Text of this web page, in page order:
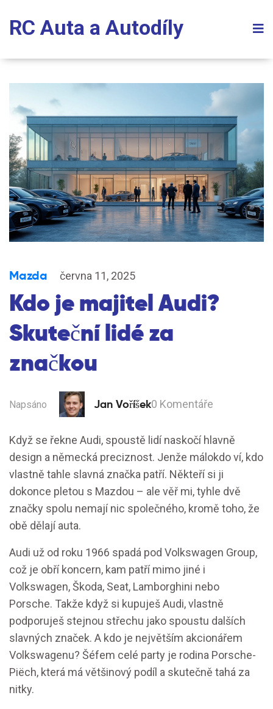
RC Auta a Autodíly
Mazda června 11, 2025
Kdo je majitel Audi?
Skuteční lidé za
značkou
Napsáno Jan Voříšek0 Komentáře
Když se řekne Audi, spoustě lidí naskočí hlavně
design a německá preciznost. Jenže málokdo ví, kdo
vlastně tahle slavná značka patří. Někteří si ji
dokonce pletou s Mazdou – ale věř mi, tyhle dvě
značky spolu nemají nic společného, kromě toho, že
obě dělají auta.
Audi už od roku 1966 spadá pod Volkswagen Group,
což je obří koncern, kam patří mimo jiné i
Volkswagen, Škoda, Seat, Lamborghini nebo
Porsche. Takže když si kupuješ Audi, vlastně
podporuješ stejnou střechu jako spoustu dalších
slavných značek. A kdo je největším akcionářem
Volkswagenu? Šéfem celé party je rodina Porsche-
Piëch, která má většinový podíl a skutečně tahá za
nitky.